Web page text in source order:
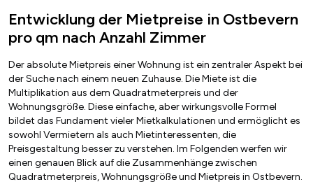
Entwicklung der Mietpreise in Ostbevern
pro qm nach Anzahl Zimmer
Der absolute Mietpreis einer Wohnung ist ein zentraler Aspekt bei
der Suche nach einem neuen Zuhause. Die Miete ist die
Multiplikation aus dem Quadratmeterpreis und der
Wohnungsgröße. Diese einfache, aber wirkungsvolle Formel
bildet das Fundament vieler Mietkalkulationen und ermöglicht es
sowohl Vermietern als auch Mietinteressenten, die
Preisgestaltung besser zu verstehen. Im Folgenden werfen wir
einen genauen Blick auf die Zusammenhänge zwischen
Quadratmeterpreis, Wohnungsgröße und Mietpreis in Ostbevern.